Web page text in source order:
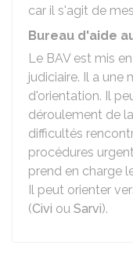
car il s'agit de
Bureau d'aide
Le BAV est mis
judiciaire. Il a une
d'orientation. Il
déroulement de
difficultés
procédures
prend en charge
Il peut orienter
(Civi ou Sarvi).